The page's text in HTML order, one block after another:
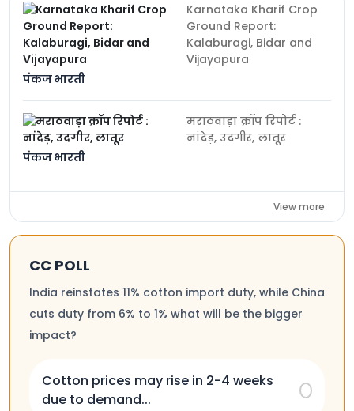
पंकज भारती
Karnataka Kharif Crop
Ground Report:
Kalaburagi, Bidar and
Vijayapura
पंकज भारती
मराठवाड़ा क्रॉप रिपोर्ट :
नांदेड़, उदगीर, लातूर
View more
CC POLL
India reinstates 11% cotton import duty, while China
cuts duty from 6% to 1% what will be the bigger
impact?
Cotton prices may rise in 2-4 weeks
due to demand...